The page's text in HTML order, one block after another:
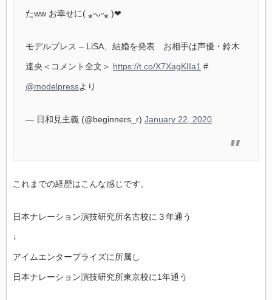
たww お幸せに( ⁎ᵕᴗᵕ⁎ )❤︎
モデルプレス – LiSA、結婚を発表 お相手は声優・鈴木
達央＜コメント全文＞ https://t.co/X7XagKIIa1 #
@modelpressより
— 日和見主義 (@beginners_r) January 22, 2020
これまでの経歴はこんな感じです。
日本ナレーション演技研究所名古校に３年通う
↓
アイムエンタープライズに所属し
日本ナレーション演技研究所東京校に1年通う